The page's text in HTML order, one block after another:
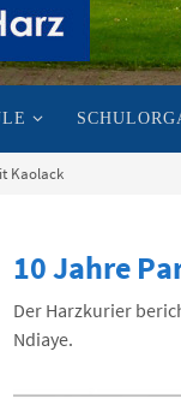
Kaolack
10 Jahre
Der Harzkurier
Ndiaye.